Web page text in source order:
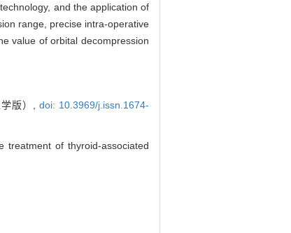
and the application of
range, precise intra-operative
value of orbital decompression
版）, doi: 10.3969/j.issn.1674-
treatment of thyroid-associated